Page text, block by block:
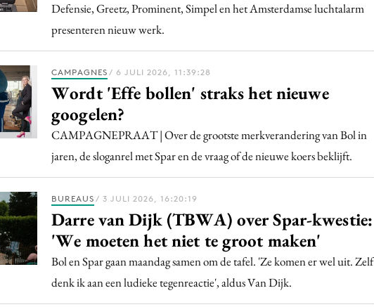
Defensie, Greetz, Prominent, Simpel en het Amsterdamse luchtalarm
presenteren nieuw werk.
CAMPAGNES / 6 JULI 2026, 11:39:28
Wordt 'Effe bollen' straks het nieuwe
googelen?
CAMPAGNEPRAAT | Over de grootste merkverandering van Bol in
jaren, de sloganrel met Spar en de vraag of de nieuwe koers beklijft.
BUREAUS / 3 JULI 2026, 16:20:19
Darre van Dijk (TBWA) over Spar-kwestie:
'We moeten het niet te groot maken'
Bol en Spar gaan maandag samen om de tafel. 'Ze komen er wel uit. Zelf
denk ik aan een ludieke tegenreactie', aldus Van Dijk.